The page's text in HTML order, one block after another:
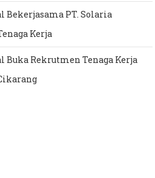
Bekerjasama PT. Solaria
Kerja
Buka Rekrutmen Tenaga Kerja